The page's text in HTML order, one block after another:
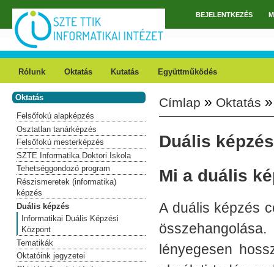
Ugrás a tartalomra
FőmenüBEJELENTKEZÉS
Rólunk Oktatás Kutatás Együttműködés
Jelenlegi hely
Címlap » Oktatás
Duális képzés
Mi a duális
A duális képzés
lényegesen
Oktatás
Felsőfokú alapképzés
Osztatlan tanárképzés
Felsőfokú mesterképzés
SZTE Informatika Doktori Iskola
Tehetséggondozó program
Részismeretek (informatika)
képzés
Duális képzés
Informatikai Duális Képzési
Központ
Tematikák
Oktatóink jegyzetei